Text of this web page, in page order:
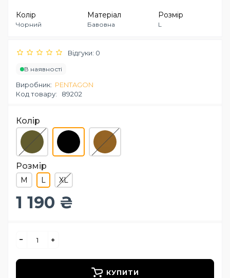
Колір
Чорний
Матеріал
Бавовна
Розмір
L
Відгуки: 0
В наявності
Виробник: PENTAGON
Код товару: 89202
Колір
Розмір
M L XL
1 190 ₴
КУПИТИ